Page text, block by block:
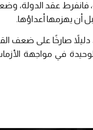
فانفرط عقد الدولة،
أن يهزمها أعداؤها.
صارخًا على ضعف
في مواجهة